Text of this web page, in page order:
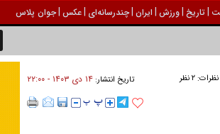
|تاریخ |ورزش | ايران |چندرسانه‌ای |عکس |جوان پلاس
نظرات: ۲ نظر تاریخ انتشار:۱۴ دی ۱۴۰۳ - ۲۲:۰۰